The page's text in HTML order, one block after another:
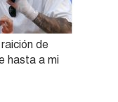
de
hasta a mi